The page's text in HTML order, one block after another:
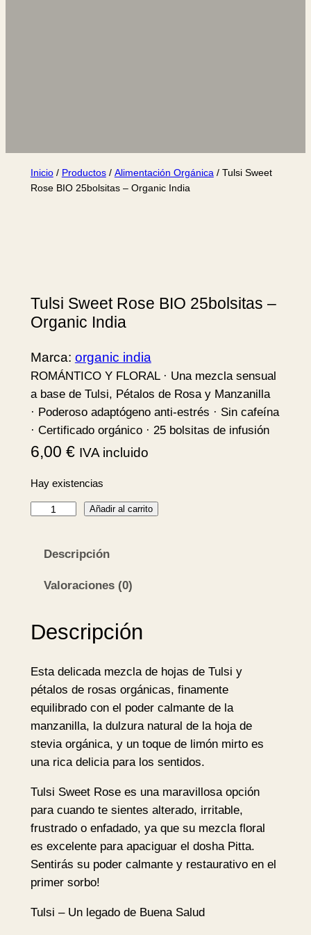
Inicio/ Productos/ Alimentación Orgánica / Tulsi Sweet
Rose BIO 25bolsitas – Organic India
Tulsi Sweet Rose BIO 25bolsitas –
Organic India
Marca: organic india
ROMÁNTICO Y FLORAL · Una mezcla sensual
a base de Tulsi, Pétalos de Rosa y Manzanilla
· Poderoso adaptógeno anti-estrés · Sin cafeína
· Certificado orgánico · 25 bolsitas de infusión
6,00 € IVA incluido
Hay existencias
e
t
R
o
s
e
B
O
2
5
b
o
l
s
Añadir al carrito
Descripción
Valoraciones (0)
Descripción
Esta delicada mezcla de hojas de Tulsi y
pétalos de rosas orgánicas, finamente
equilibrado con el poder calmante de la
manzanilla, la dulzura natural de la hoja de
stevia orgánica, y un toque de limón mirto es
una rica delicia para los sentidos.
Tulsi Sweet Rose es una maravillosa opción
para cuando te sientes alterado, irritable,
frustrado o enfadado, ya que su mezcla floral
es excelente para apaciguar el dosha Pitta.
Sentirás su poder calmante y restaurativo en el
primer sorbo!
Tulsi – Un legado de Buena Salud